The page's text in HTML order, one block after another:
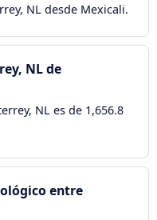
NL desde Mexicali.
NL de
NL es de 1,656.8
entre